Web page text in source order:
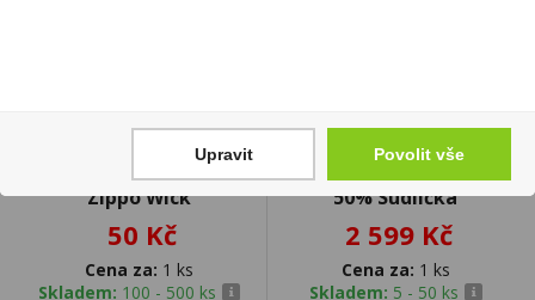
Knoty do Zapalovačů
Zippo Wick
50 Kč
Cena za: 1 ks
Skladem: 100 - 500 ks
50% Sudlička
2 599 Kč
Cena za: 1 ks
Skladem: 5 - 50 ks
Upravit Povolit vše